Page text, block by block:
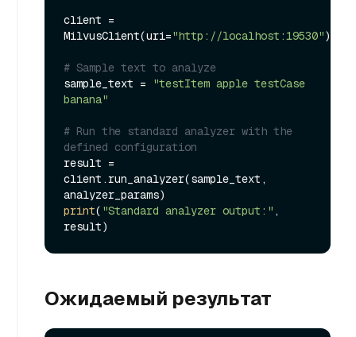
client =
MilvusClient(uri="http://localhost:19530")
# Sample text to analyze
sample_text =
"testItem apple testCase
banana"
# Run the standard analyzer with the
defined configuration
result =
client.run_analyzer(sample_text,
print( "Standard analyzer output:" ,
Ожидаемый результат